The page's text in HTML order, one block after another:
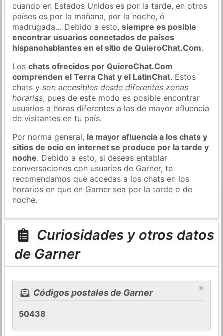
cuando en Estados Unidos es por la tarde, en otros
países es por la mañana, por la noche, ó
madrugada… Debido a esto,siempre es posible
encontrar usuarios conectados de países
hispanohablantes en el sitio de QuieroChat.Com.
Loschats ofrecidos por QuieroChat.Com
comprenden el Terra Chat y el LatinChat. Estos
chats yson accesibles desde diferentes zonas
horarias, pues de este modo es posible encontrar
usuarios a horas diferentes a las de mayor afluencia
de visitantes en tu país.
Por norma general, la mayor afluencia a los chats y
sitios de ocio en internet se produce por la tarde y
noche. Debido a esto, si deseas entablar
conversaciones con usuarios de Garner, te
recomendamos que accedas a los chats en los
horarios en que en Garner sea por la tarde o de
noche.
Curiosidades y otros datos
de Garner
×
Códigos postales de Garner
50438